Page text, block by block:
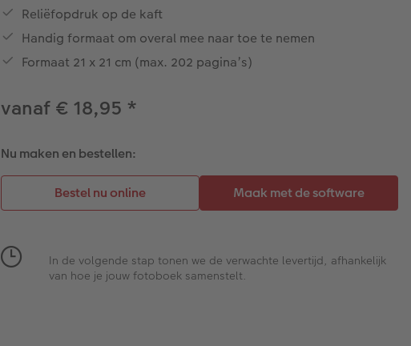
Reliëfopdruk op de kaft
Handig formaat om overal mee naar toe te nemen
Formaat 21 x 21 cm (max. 202 pagina’s)
vanaf € 18,95 *
Nu maken en bestellen:
In de volgende stap tonen we de verwachte levertijd, afhankelijk
van hoe je jouw fotoboek samenstelt.